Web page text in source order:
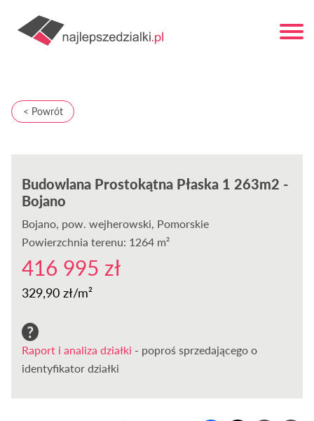
< Powrót
Budowlana Prostokątna Płaska 1 263m2 -
Bojano
Bojano, pow. wejherowski, Pomorskie
Powierzchnia terenu: 1264 m²
416 995 zł
329,90 zł/m²
Raport i analiza działki - poproś sprzedającego o
identyfikator działki